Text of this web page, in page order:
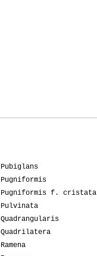
Pubiglans
Pugniformis
Pugniformis f. cristata
Pulvinata
Quadrangularis
Quadrilatera
Ramena